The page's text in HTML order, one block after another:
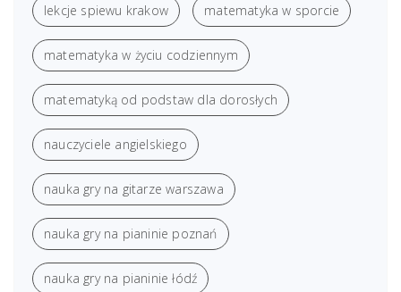
lekcje spiewu krakow matematyka w sporcie
matematyka w życiu codziennym
matematyką od podstaw dla dorosłych
nauczyciele angielskiego
nauka gry na gitarze warszawa
nauka gry na pianinie poznań
nauka gry na pianinie łódź